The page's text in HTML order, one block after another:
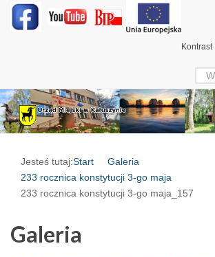
Kontrast
Jesteś tutaj:Start
Galeria
233 rocznica konstytucji 3-go maja
233 rocznica konstytucji 3-go maja_157
Galeria